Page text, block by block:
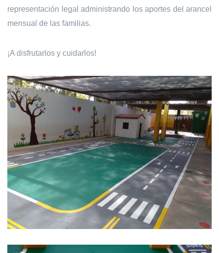
representación legal administrando los aportes del arancel
mensual de las familias.
¡A disfrutarlos y cuidarlos!